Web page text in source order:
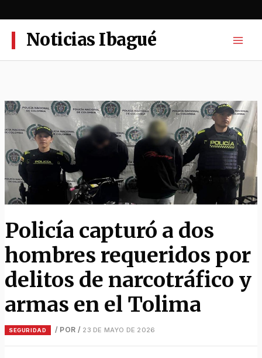
al
contenidoNoticias Ibagué
Policía capturó a dos
hombres requeridos por
delitos de narcotráfico y
armas en el Tolima
SEGURIDAD / POR / 23 DE MAYO DE 2026